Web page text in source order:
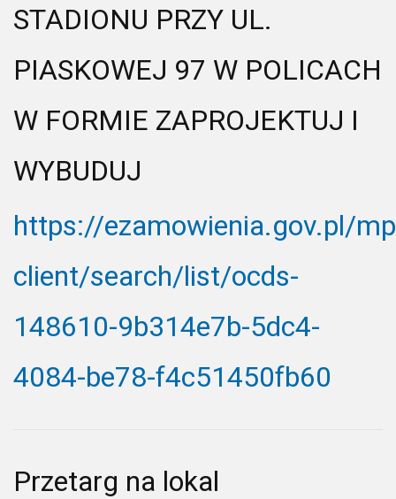
STADIONU PRZY UL.
PIASKOWEJ 97 W POLICACH
W FORMIE ZAPROJEKTUJ I
WYBUDUJ
https://ezamowienia.gov.pl/
client/search/list/ocds-
148610-9b314e7b-5dc4-
4084-be78-f4c51450fb60
Przetarg na lokal